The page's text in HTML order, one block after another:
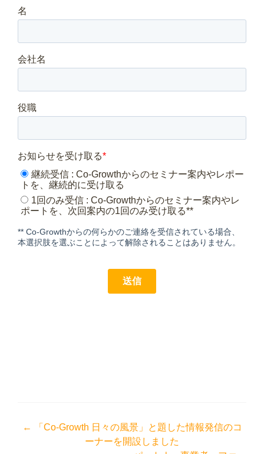
投
←
「Co-Growth 日々の風景」と題した情報発信のコ
ーナーを開設しました